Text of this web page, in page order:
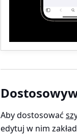
Aby dostosować
edytuj w nim